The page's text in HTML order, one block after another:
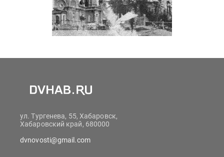
ул. Тургенева, 55, Хабаровск,
Хабаровский край, 680000
dvnovosti@gmail.com